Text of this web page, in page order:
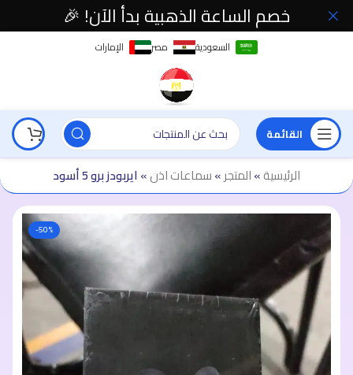
السعودية مصر الإمارات
القائمة
الرئيسية»المتجر»سماعات اذن» ايربودز برو 5 أسود
-50%
خصم الساعة الذهبية بدأ الآن! 🎉